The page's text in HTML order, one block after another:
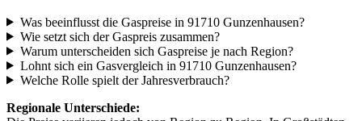
Was beeinflusst die Gaspreise in 91710 Gunzenhausen?
Wie setzt sich der Gaspreis zusammen?
Warum unterscheiden sich Gaspreise je nach Region?
Lohnt sich ein Gasvergleich in 91710 Gunzenhausen?
Welche Rolle spielt der Jahresverbrauch?
Regionale Unterschiede: